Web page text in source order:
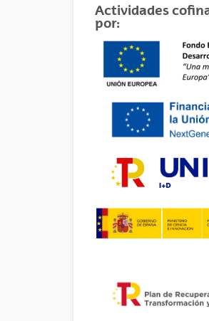
Actividades
por: